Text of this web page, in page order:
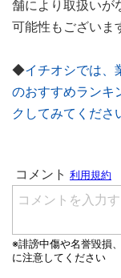
舗により取扱いが
可能性もございま
◆イチオシでは、
のおすすめランキ
クしてみてくださ